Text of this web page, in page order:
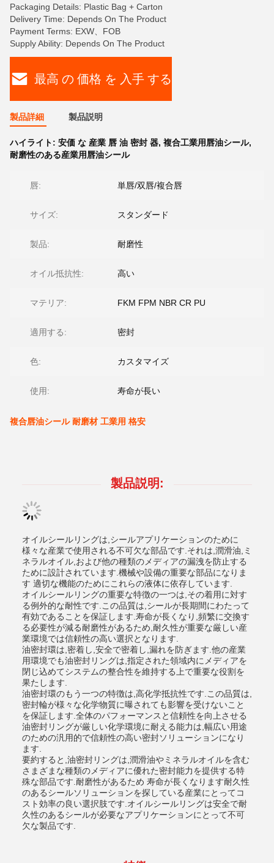
Packaging Details: Plastic Bag + Carton
Delivery Time: Depends On The Product
Payment Terms: EXW、FOB
Supply Ability: Depends On The Product
最高 の 価格 を 入手 する
製品詳細 製品説明
ハイライト: 安価 な 産業 唇 油 密封 器, 複合工業用唇油シール,
耐磨性のある産業用唇油シール
唇: 単唇/双唇/複合唇
サイズ: スタンダード
製品: 耐磨性
オイル抵抗性: 高い
マテリア: FKM FPM NBR CR PU
適用する: 密封
色: カスタマイズ
使用: 寿命が長い
複合唇油シール 耐磨材 工業用 格安
製品説明:
オイルシールリングは,シールアプリケーションのために
様々な産業で使用される不可欠な部品です.それは,潤滑油,ミ
ネラルオイル,および他の種類のメディアの漏洩を防止する
ために設計されています.機械や設備の重要な部品になりま
す 適切な機能のためにこれらの液体に依存しています.
オイルシールリングの重要な特徴の一つは,その着用に対す
る例外的な耐性です.この品質は,シールが長期間にわたって
有効であることを保証します.寿命が長くなり,頻繁に交換す
る必要性が減る耐磨性があるため,耐久性が重要な厳しい産
業環境では信頼性の高い選択となります.
油密封環は,密着し,安全で密着し,漏れを防ぎます.他の産業
用環境でも油密封リングは,指定された領域内にメディアを
閉じ込めてシステムの整合性を維持する上で重要な役割を
果たします.
油密封環のもう一つの特徴は,高化学抵抗性です.この品質は,
密封輪が様々な化学物質に曝されても影響を受けないこと
を保証します.全体のパフォーマンスと信頼性を向上させる
油密封リングが厳しい化学環境に耐える能力は,幅広い用途
のための汎用的で信頼性の高い密封ソリューションになり
ます.
要約すると,油密封リングは,潤滑油やミネラルオイルを含む
さまざまな種類のメディアに優れた密封能力を提供する特
殊な部品です.耐磨性があるため 寿命が長くなります耐久性
のあるシールソリューションを探している産業にとってコ
スト効率の良い選択肢です.オイルシールリングは安全で耐
久性のあるシールが必要なアプリケーションにとって不可
欠な製品です.